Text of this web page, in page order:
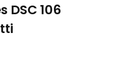
DSC 106